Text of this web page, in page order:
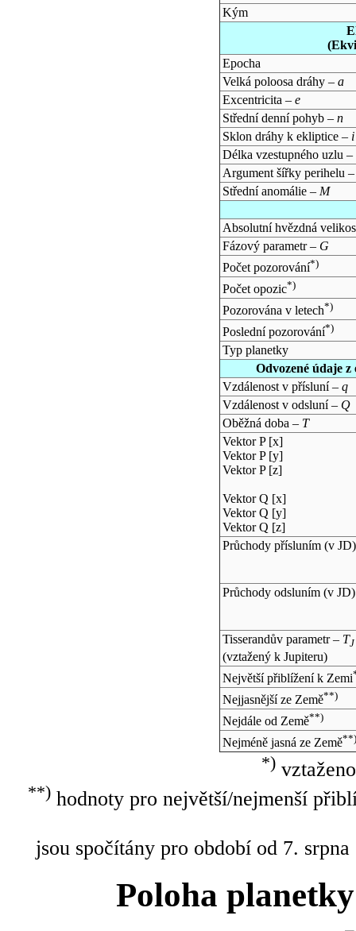
Kým
Epocha
Velká poloosa dráhy – a
Excentricita – e
Střední denní pohyb – n
Sklon dráhy k ekliptice – i
Délka vzestupného uzlu –
Argument šířky perihelu
Střední anomálie – M
Absolutní hvězdná
Fázový parametr – G
Počet pozorování*)
Počet opozic*)
Pozorována v letech*)
Poslední pozorování*)
Typ planetky
Odvozené údaje
Vzdálenost v přísluní – q
Vzdálenost v odsluní – Q
Oběžná doba – T
Vektor P [x]
Vektor P [y]
Vektor P [z]
Vektor Q [x]
Vektor Q [y]
Vektor Q [z]
Průchody přísluním (v JD)
Průchody odsluním (v JD)
Tisserandův parametr – TJ
(vztažený k Jupiteru)
Největší přiblížení k Zemi
Nejjasnější ze Země**)
Nejdále od Země**)
Nejméně jasná ze Země**)
*)
**)hodnoty pro největší/nejmenší
jsou spočítány pro období od 7.
Poloha